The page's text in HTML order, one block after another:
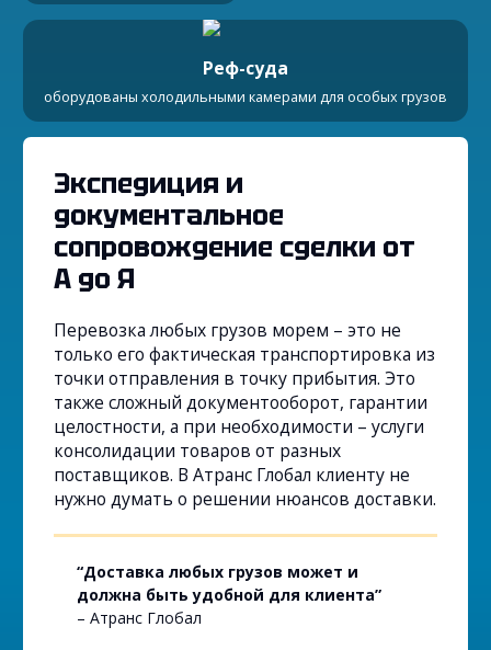
Реф-суда
оборудованы холодильными камерами для особых грузов
Экспедиция и
документальное
сопровождение сделки от
А до Я
Перевозка любых грузов морем – это не
только его фактическая транспортировка из
точки отправления в точку прибытия. Это
также сложный документооборот, гарантии
целостности, а при необходимости – услуги
консолидации товаров от разных
поставщиков. В Атранс Глобал клиенту не
нужно думать о решении нюансов доставки.
“Доставка любых грузов может и
должна быть удобной для клиента”
– Атранс Глобал